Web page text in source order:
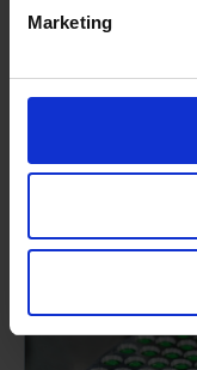
Marketing
Wydarzenia
Business